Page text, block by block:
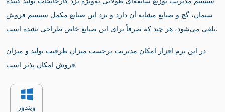
سیمان، گچ و صنایع مشابه آن دارد و نزد این صنایع مکمل سیستم فروش
تلقی می‌شود، هر چند که صرفاً برای این صنایع خاص طراحی نشده است.
در این نرم افزار امکان مدیریت برحسب میزان ظرفیت تولید و میزان
فروش امکان پذیر است.
ویندوز